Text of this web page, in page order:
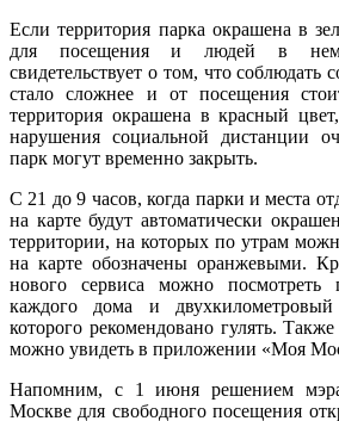
Если территория парка окрашена в
для посещения и людей в
свидетельствует о том, что
стало сложнее и от посещения
территория окрашена в красный
нарушения социальной дистанции
парк могут временно закрыть.
С 21 до 9 часов, когда парки и места
на карте будут автоматически
территории, на которых по утрам
на карте обозначены оранжевыми.
нового сервиса можно посмотреть
каждого дома и
которого рекомендовано гулять.
можно увидеть в приложении «Моя
Напомним, с 1 июня решением
Москве для свободного посещения